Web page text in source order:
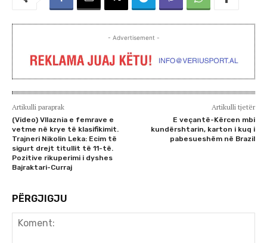
- Advertisement -
Artikulli paraprak
(Video) Vllaznia e femrave e
vetme në krye të klasifikimit.
Trajneri Nikolin Leka: Ecim të
sigurt drejt titullit të 11-të.
Pozitive rikuperimi i dyshes
Bajraktari-Curraj
Artikulli tjetër
E veçantë-Kërcen mbi
kundërshtarin, karton i kuq i
pabesueshëm në Brazil
PËRGJIGJU